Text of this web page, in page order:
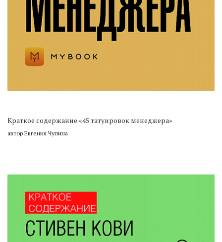
Краткое содержание «45 татуировок менеджера»
автор Евгения Чупина